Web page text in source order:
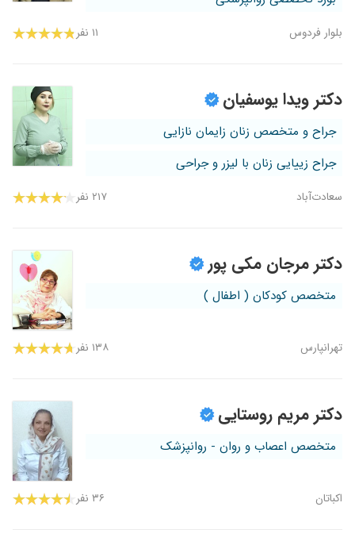
بلوار فردوس ۱۱ نفر
دکتر ویدا یوسفیان
جراح و متخصص زنان زایمان نازایی
جراح زییایی زنان با لیزر و جراحی
سعادت‌آباد ۲۱۷ نفر
دکتر مرجان مکی پور
متخصص کودکان ( اطفال )
تهرانپارس ۱۳۸ نفر
دکتر مریم روستایی
متخصص اعصاب و روان - روانپزشک
اکباتان ۳۶ نفر